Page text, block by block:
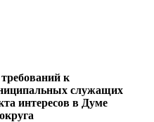
к
служащих
интересов в Думе